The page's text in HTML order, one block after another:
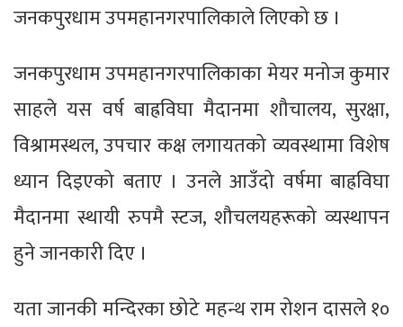
जनकपुरधाम उपमहानगरपालिकाले लिएको छ ।
जनकपुरधाम उपमहानगरपालिकाका मेयर मनोज कुमार
साहले यस वर्ष बाह्रविघा मैदानमा शौचालय, सुरक्षा,
विश्रामस्थल, उपचार कक्ष लगायतको व्यवस्थामा विशेष
ध्यान दिइएको बताए । उनले आउँदो वर्षमा बाह्रविघा
मैदानमा स्थायी रुपमै स्टज, शौचलयहरूको व्यस्थापन
हुने जानकारी दिए ।
यता जानकी मन्दिरका छोटे महन्थ राम रोशन दासले १०